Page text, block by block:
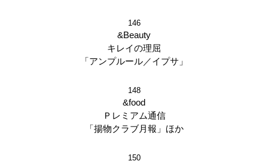
146
&Beauty
キレイの理屈
「アンプルール／イプサ」
148
&food
Ｐレミアム通信
「揚物クラブ月報」ほか
150